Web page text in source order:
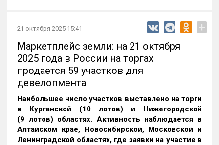
21 октября 2025 15:41 +
Маркетплейс земли: на 21 октября
2025 года в России на торгах
продается 59 участков для
девелопмента
Наибольшее число участков выставлено на торги
в Курганской (10 лотов) и Нижегородской
(9 лотов) областях. Активность наблюдается в
Алтайском крае, Новосибирской, Московской и
Ленинградской областях, где заявки на участие в